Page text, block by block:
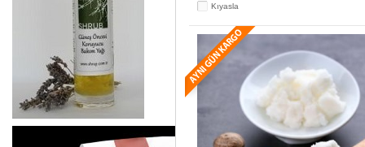
Kıyasla